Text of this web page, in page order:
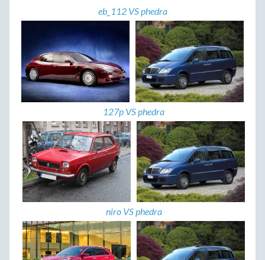
eb_112 VS phedra
127p VS phedra
niro VS phedra